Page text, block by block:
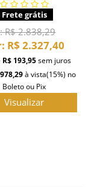
Frete grátis
R$ 2.838,29
R$ 2.327,40
R$ 193,95sem juros
à vista(15%) no
Boleto ou Pix
Visualizar